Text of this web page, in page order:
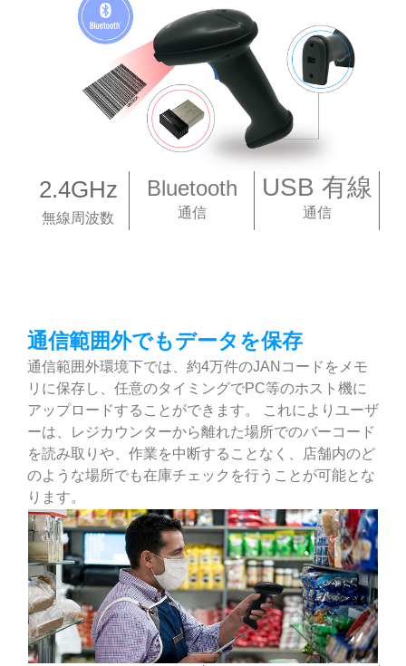
2.4GHz
無線周波数
Bluetooth
通信
USB 有線
通信
通信範囲外でもデータを保存
通信範囲外環境下では、約4万件のJANコードをメモ
リに保存し、任意のタイミングでPC等のホスト機に
アップロードすることができます。 これによりユーザ
ーは、レジカウンターから離れた場所でのバーコード
を読み取りや、作業を中断することなく、店舗内のど
のような場所でも在庫チェックを行うことが可能とな
ります。